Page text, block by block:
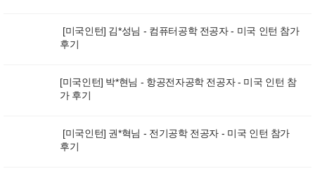
[미국인턴] 김*성님 - 컴퓨터공학 전공자 - 미국 인턴 참가
후기
[미국인턴] 박*현님 - 항공전자공학 전공자 - 미국 인턴 참
가 후기
[미국인턴] 권*혁님 - 전기공학 전공자 - 미국 인턴 참가
후기